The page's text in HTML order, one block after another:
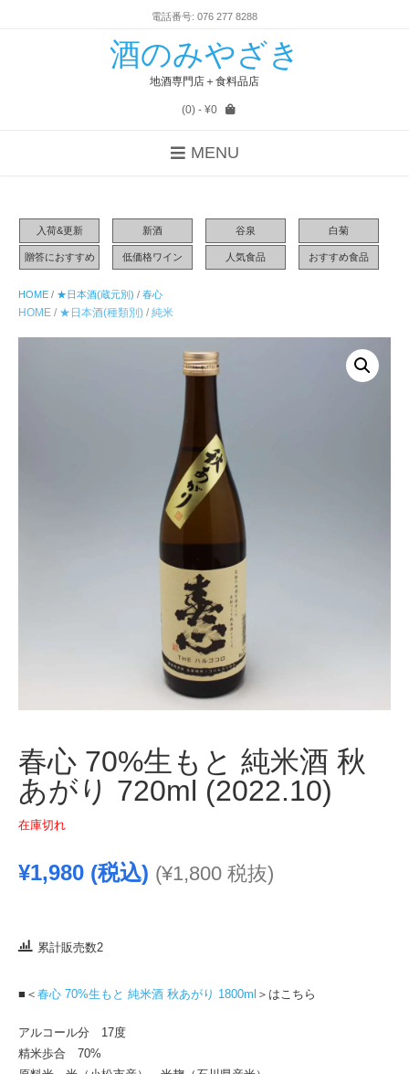
電話番号: 076 277 8288
酒のみやざき
地酒専門店＋食料品店
(0)- ¥0
MENU
入荷&更新 新酒 谷泉 白菊
贈答におすすめ 低価格ワイン 人気食品 おすすめ食品
HOME / ★日本酒(蔵元別) / 春心
HOME / ★日本酒(種類別) / 純米
春心 70%生もと 純米酒 秋
あがり 720ml (2022.10)
在庫切れ
¥1,980 (税込) (¥1,800 税抜)
累計販売数2
■＜ 春心 70%生もと 純米酒 秋あがり 1800ml ＞はこちら
アルコール分 17度
精米歩合 70%